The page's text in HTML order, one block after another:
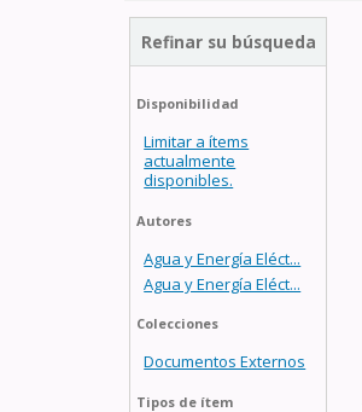
Refinar su búsqueda
Disponibilidad
Limitar a ítems
actualmente
disponibles.
Autores
Agua y Energía Eléct...
Agua y Energía Eléct...
Colecciones
Documentos Externos
Tipos de ítem